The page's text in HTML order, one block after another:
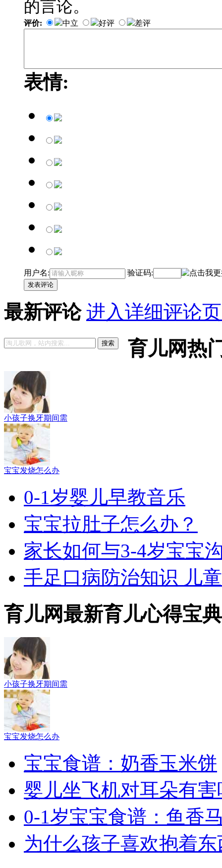
的言论。
评价: 中立 好评 差评
表情:
用户名: 验证码:
发表评论
最新评论 进入详细评论
搜索 育儿网热
小孩子换牙期间需
宝宝发烧怎么办
0-1岁婴儿早教音乐
宝宝拉肚子怎么办？
家长如何与3-4岁宝宝
手足口病防治知识 儿
育儿网最新育儿心得宝典
小孩子换牙期间需
宝宝发烧怎么办
宝宝食谱：奶香玉米饼
婴儿坐飞机对耳朵有害
0-1岁宝宝食谱：鱼香
为什么孩子喜欢抱着